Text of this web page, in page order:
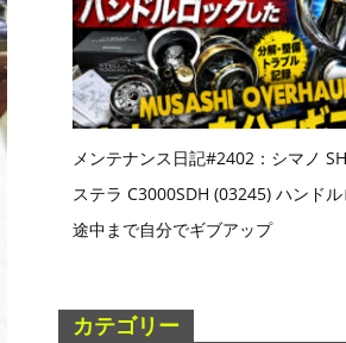
メンテナンス日記#2402：シマノ
ステラ C3000SDH (03245) ハンド
途中まで自分でギブアップ
カテゴリー